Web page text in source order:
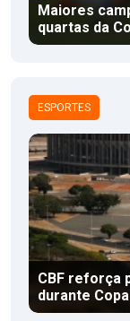
Maiores
quartas da
ESPORTES
CBF reforça
durante